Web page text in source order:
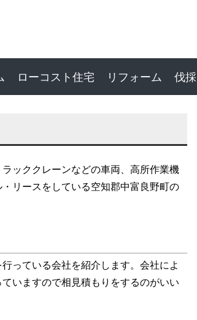
ローコスト住宅 リフォーム 伐採
ッククレーンなどの車両、高所作業機
リースをしている空知郡中富良野町の
っている会社を紹介します。会社によ
いますので相見積もりをするのがいい